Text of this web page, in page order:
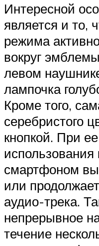
Интересной
является и то,
режима
вокруг
левом
лампочка
Кроме того,
серебристого
кнопкой. При
смартфоном вы
или
аудио-трека.
непрерывное
течение